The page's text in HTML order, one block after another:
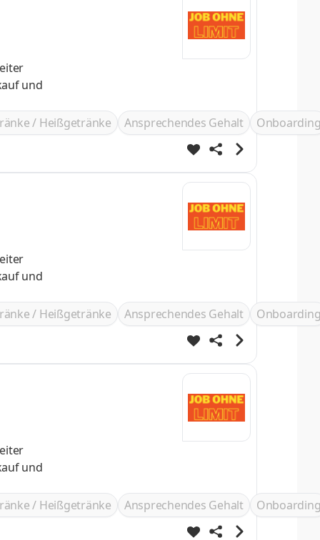
/ Heißgetränke Ansprechendes Gehalt
/ Heißgetränke Ansprechendes Gehalt
/ Heißgetränke Ansprechendes Gehalt